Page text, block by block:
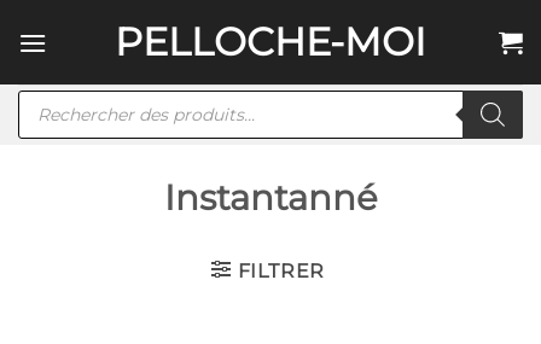
au
PELLOCHE-MOI
Recherche
Instantanné
FILTRER